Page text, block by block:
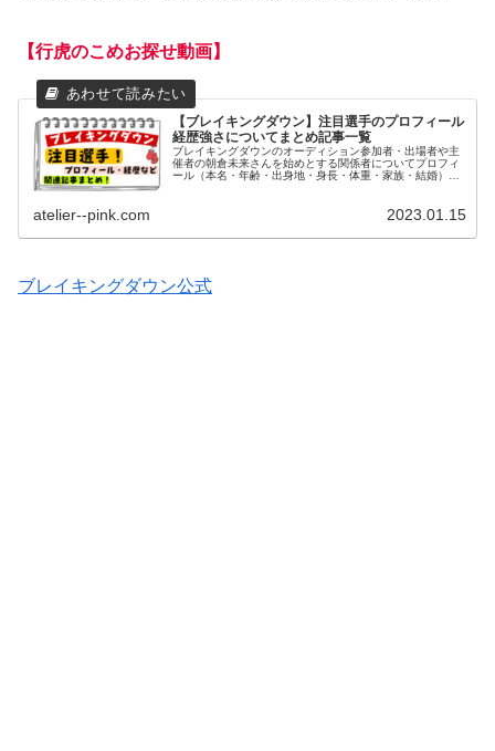
【行虎のこめお探せ動画】
【ブレイキングダウン】注目選手のプロフィール
経歴強さについてまとめ記事一覧
ブレイキングダウンのオーディション参加者・出場者や主
催者の朝倉未来さんを始めとする関係者についてプロフィ
ール（本名・年齢・出身地・身長・体重・家族・結婚）や
atelier--pink.com 2023.01.15
ブレイキングダウン公式